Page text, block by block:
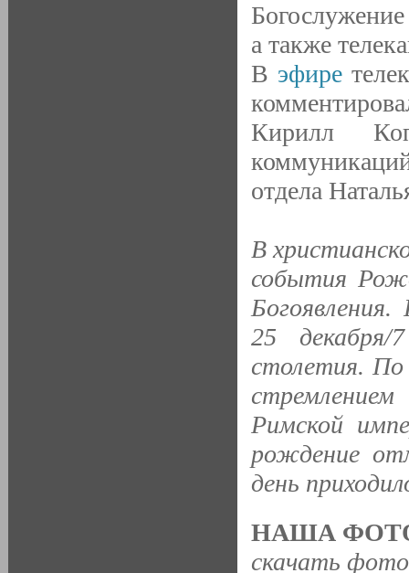
а также
В эфире
Кирилл
отдела
В
события
25
столетия. По
Римской
рождение
день
НАША
скачать фото